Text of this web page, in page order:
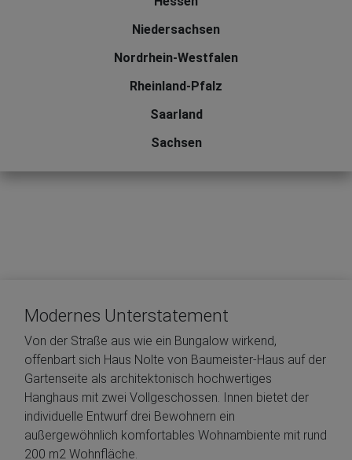
Niedersachsen
Nordrhein-Westfalen
Rheinland-Pfalz
Saarland
Sachsen
Modernes Unterstatement
Von der Straße aus wie ein Bungalow wirkend,
offenbart sich Haus Nolte von Baumeister-Haus auf der
Gartenseite als architektonisch hochwertiges
Hanghaus mit zwei Vollgeschossen. Innen bietet der
individuelle Entwurf drei Bewohnern ein
außergewöhnlich komfortables Wohnambiente mit rund
200 m2 Wohnfläche.